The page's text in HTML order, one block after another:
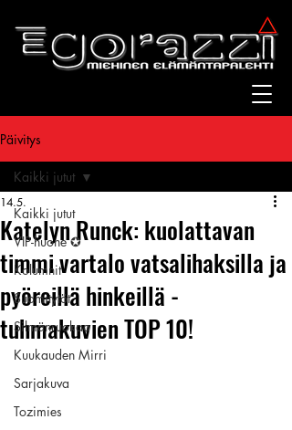
Päivitys
Kaikki jutut
VIP-huone ✪
Kolumnit
Suomitytöt
Silmänruokaa
Kuukauden Mirri
Sarjakuva
Tozimies
Kaikki jutut
Katelyn Runck: kuolattavan
timmi vartalo vatsalihaksilla ja
pyöreillä hinkeillä -
tuhmakuvien TOP 10!
14.5.